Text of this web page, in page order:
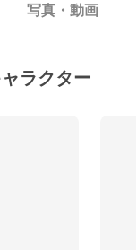
写真・動画
ラクター